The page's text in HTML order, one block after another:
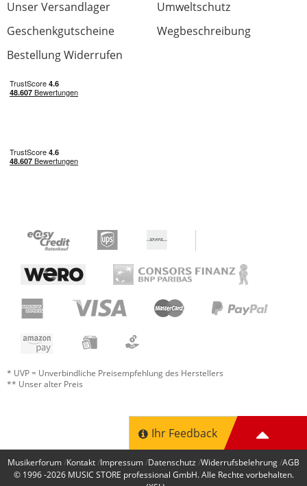
Unser Versandlager
Umweltschutz
Geschenkgutscheine
Wegbeschreibung
Bestellung Widerrufen
* UVP = Unverbindliche Preisempfehlung des Herstellers
** Unser alter Preis
Ihr Feedback
Musikerforum Kontakt Impressum Datenschutz Widerrufsbelehrung AGB
© 1996 -2026 MUSIC STORE professional GmbH. Alle Rechte vorbehalten.